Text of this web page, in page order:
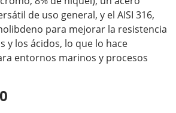
de uso general, y el AISI 316,
para mejorar la resistencia
y los ácidos, lo que lo hace
entornos marinos y procesos